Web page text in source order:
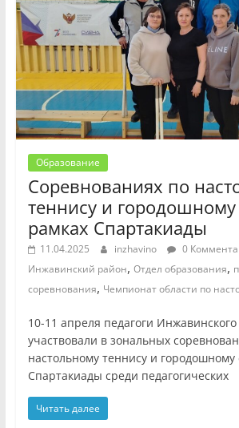
Образование
Соревнованиях по
теннису и городошному
рамках Спартакиады
11.04.2025 inzhavino
0
Инжавинский район, Отдел образования,
соревнования, Чемпионат области по
10-11 апреля педагоги
участвовали в зональных
настольному теннису и городошному
Спартакиады среди педагогических
Читать далее